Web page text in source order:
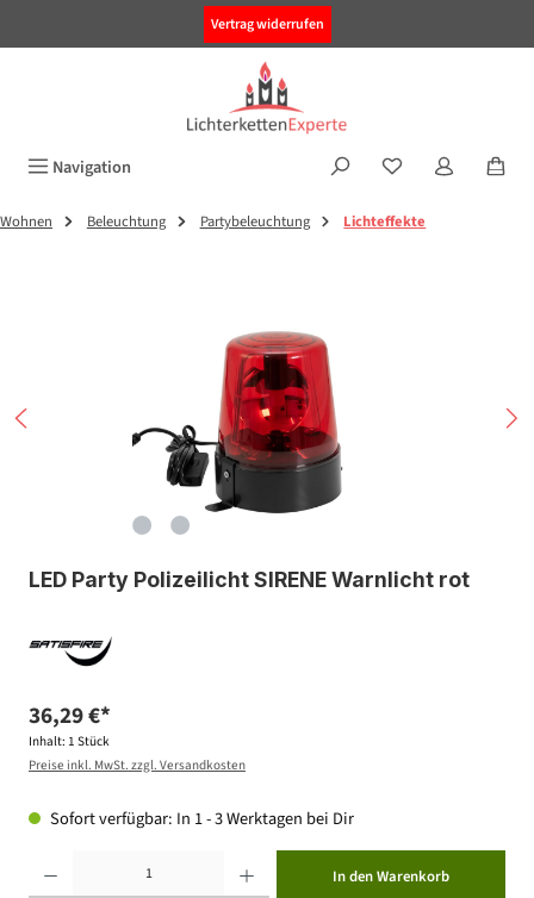
Vertrag widerrufen
Navigation
Wohnen Beleuchtung Partybeleuchtung Lichteffekte
LED Party Polizeilicht SIRENE Warnlicht rot
36,29 €*
Inhalt: 1 Stück
Preise inkl. MwSt. zzgl. Versandkosten
Sofort verfügbar: In 1 - 3 Werktagen bei Dir
In den Warenkorb